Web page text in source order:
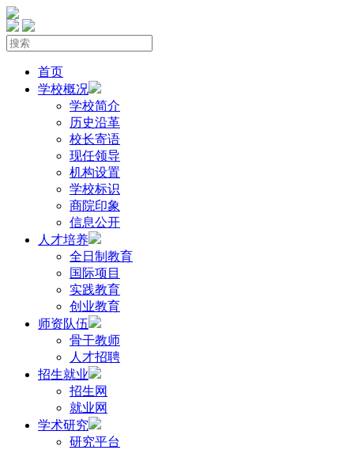
首页
学校概况
学校简介
历史沿革
校长寄语
现任领导
机构设置
学校标识
商院印象
信息公开
人才培养
全日制教育
国际项目
实践教育
创业教育
师资队伍
骨干教师
人才招聘
招生就业
招生网
就业网
学术研究
研究平台